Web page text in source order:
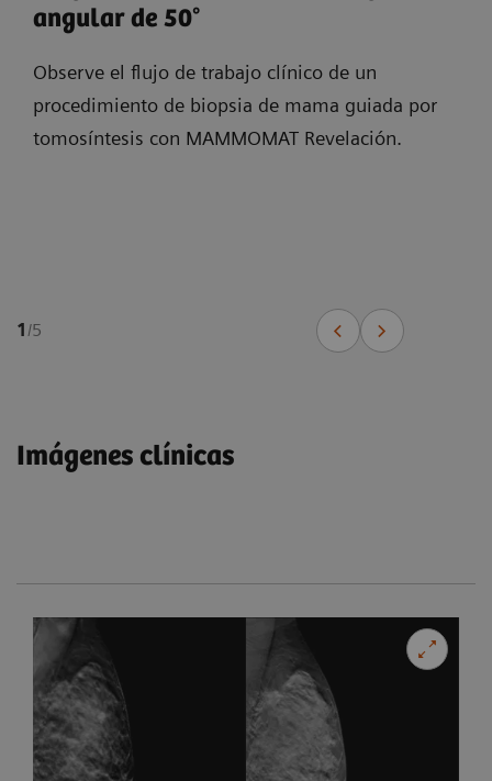
angular de 50°
Observe el flujo de trabajo clínico de un
procedimiento de biopsia de mama guiada por
tomosíntesis con MAMMOMAT Revelación.
1/5
Imágenes clínicas